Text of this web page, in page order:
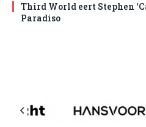
Third World eert Stephen
Paradiso